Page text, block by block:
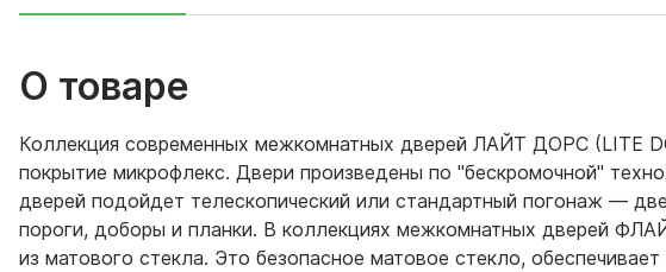
О товаре
Коллекция современных межкомнатных дверей ЛАЙТ ДОРС (LITE
покрытие микрофлекс. Двери произведены по "бескромочной"
дверей подойдет телескопический или стандартный погонаж —
пороги, доборы и планки. В коллекциях межкомнатных дверей
из матового стекла. Это безопасное матовое стекло,